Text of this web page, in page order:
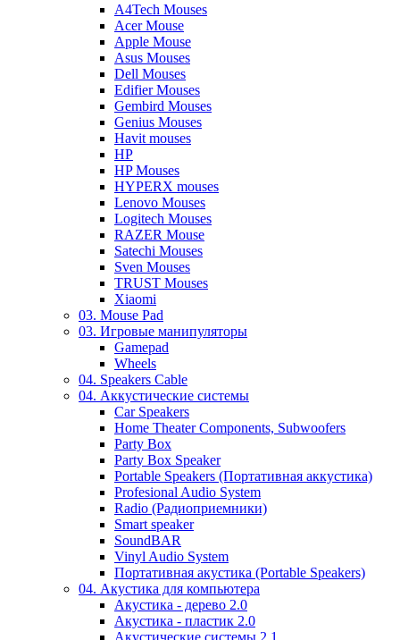
A4Tech Mouses
Acer Mouse
Apple Mouse
Asus Mouses
Dell Mouses
Edifier Mouses
Gembird Mouses
Genius Mouses
Havit mouses
HP
HP Mouses
HYPERX mouses
Lenovo Mouses
Logitech Mouses
RAZER Mouse
Satechi Mouses
Sven Mouses
TRUST Mouses
Xiaomi
03. Mouse Pad
03. Игровые манипуляторы
Gamepad
Wheels
04. Speakers Cable
04. Аккустические системы
Car Speakers
Home Theater Components, Subwoofers
Party Box
Party Box Speaker
Portable Speakers (Портативная аккустика)
Profesional Audio System
Radio (Радиоприемники)
Smart speaker
SoundBAR
Vinyl Audio System
Портативная акустика (Portable Speakers)
04. Акустика для компьютера
Акустика - дерево 2.0
Акустика - пластик 2.0
Акустические системы 2.1